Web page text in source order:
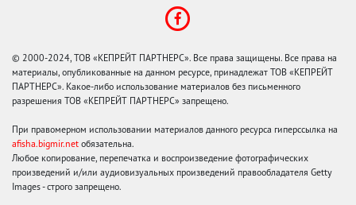
© 2000-2024, ТОВ «КЕПРЕЙТ ПАРТНЕРС». Все права защищены. Все права на
материалы, опубликованные на данном ресурсе, принадлежат ТОВ «КЕПРЕЙТ
ПАРТНЕРС». Какое-либо использование материалов без письменного
разрешения ТОВ «КЕПРЕЙТ ПАРТНЕРС» запрещено.
При правомерном использовании материалов данного ресурса гиперссылка на
afisha.bigmir.net обязательна.
Любое копирование, перепечатка и воспроизведение фотографических
произведений и/или аудиовизуальных произведений правообладателя Getty
Images - строго запрещено.